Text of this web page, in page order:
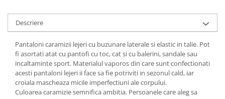
Descriere
Pantaloni caramizii lejeri cu buzunare laterale si elastic in talie. Pot
fi asortati atat cu pantofi cu toc, cat si cu balerini, sandale sau
incaltaminte sport. Materialul vaporos din care sunt confectionati
acesti pantaloni lejeri ii face sa fie potriviti in sezonul cald, iar
croiala mascheaza micile imperfectiuni ale corpului.
Culoarea caramizie semnifica ambitia. Persoanele care aleg sa